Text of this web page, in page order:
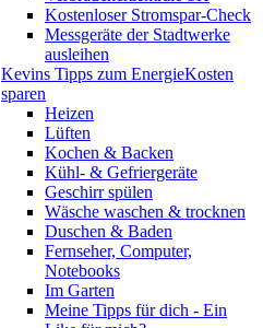
Kostenloser Stromspar-Check
Messgeräte der Stadtwerke
ausleihen
Kevins Tipps zum EnergieKosten
sparen
Heizen
Lüften
Kochen & Backen
Kühl- & Gefriergeräte
Geschirr spülen
Wäsche waschen & trocknen
Duschen & Baden
Fernseher, Computer,
Notebooks
Im Garten
Meine Tipps für dich - Ein